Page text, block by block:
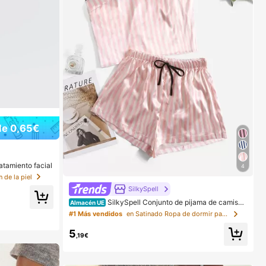
0,65€
facial
de la piel
4
SilkySpell
Almacén UE SilkySpell Conjunto de pijama de camiset
a de satén con estampado de rayas, temporada festiv
a
#1 Más vendidos en Satinado Ropa de dormir para mujer
5 ,19€